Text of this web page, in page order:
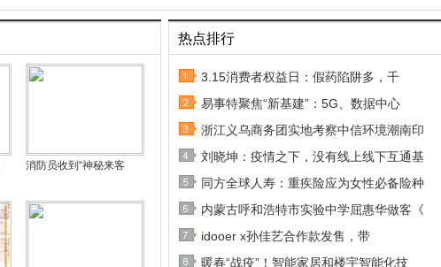
消防员收到“神秘来客
热点排行
3.15消费者权益日：假药陷阱多，千
易事特聚焦“新基建”：5G、数据中心
浙江义乌商务团实地考察中信环境潮南印
刘晓坤：疫情之下，没有线上线下互通基
同方全球人寿：重疾险应为女性必备险种
内蒙古呼和浩特市实验中学屈惠华做客《
idooer x孙佳艺合作款发售，带
暖春“战疫”！智能家居和楼宇智能化技